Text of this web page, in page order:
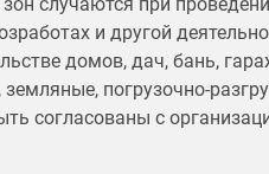
и другой
домов, дач, бань,
погрузочно-
согласованы с